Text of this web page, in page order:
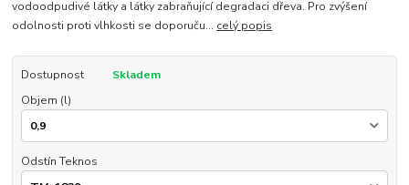
vodoodpudivé látky a látky zabraňující degradaci dřeva. Pro zvýšení
odolnosti proti vlhkosti se doporuču... celý popis
Dostupnost
Skladem
Objem (l)
Odstín Teknos